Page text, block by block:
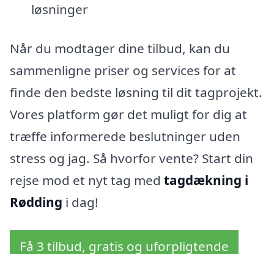
løsninger
Når du modtager dine tilbud, kan du
sammenligne priser og services for at
finde den bedste løsning til dit tagprojekt.
Vores platform gør det muligt for dig at
træffe informerede beslutninger uden
stress og jag. Så hvorfor vente? Start din
rejse mod et nyt tag med tagdækning i
Rødding i dag!
Få 3 tilbud, gratis og uforpligtende